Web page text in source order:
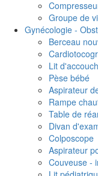
Groupe de
Gynécologie -
Berceau
Lit
Pèse bébé
Aspirateur
Rampe
Table de
Divan
Colposcope
Aspirateur
Couveuse -